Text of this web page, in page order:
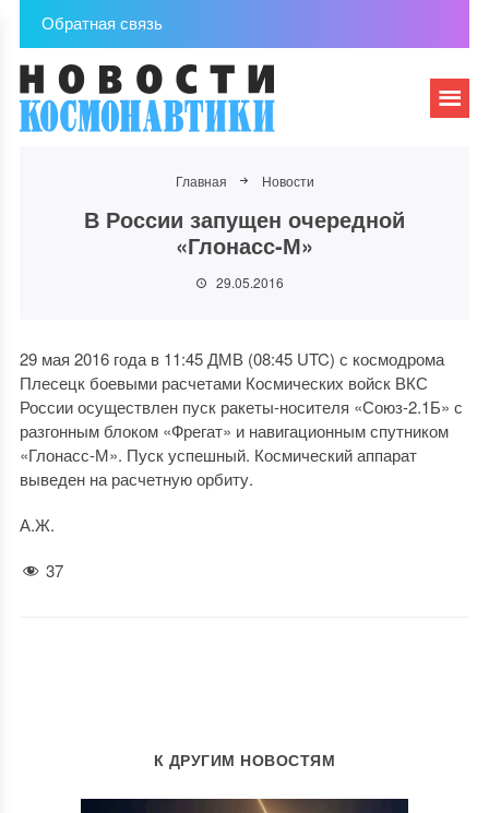
Обратная связь
Главная Новости
В России запущен очередной
«Глонасс-М»
29.05.2016
29 мая 2016 года в 11:45 ДМВ (08:45 UTC) с космодрома
Плесецк боевыми расчетами Космических войск ВКС
России осуществлен пуск ракеты-носителя «Союз-2.1Б» с
разгонным блоком «Фрегат» и навигационным спутником
«Глонасс-М». Пуск успешный. Космический аппарат
выведен на расчетную орбиту.
А.Ж.
37
К ДРУГИМ НОВОСТЯМ